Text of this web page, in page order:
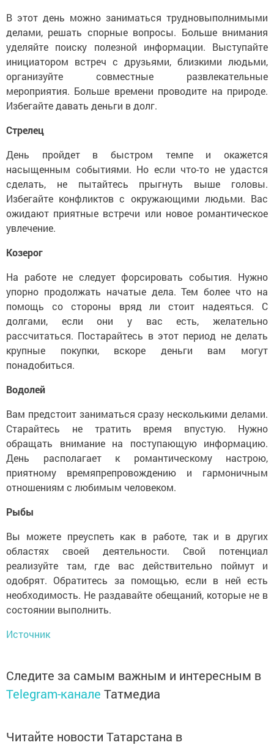
В этот день можно заниматься трудновыполнимыми
делами, решать спорные вопросы. Больше внимания
уделяйте поиску полезной информации. Выступайте
инициатором встреч с друзьями, близкими людьми,
организуйте совместные развлекательные
мероприятия. Больше времени проводите на природе.
Избегайте давать деньги в долг.
Стрелец
День пройдет в быстром темпе и окажется
насыщенным событиями. Но если что-то не удастся
сделать, не пытайтесь прыгнуть выше головы.
Избегайте конфликтов с окружающими людьми. Вас
ожидают приятные встречи или новое романтическое
увлечение.
Козерог
На работе не следует форсировать события. Нужно
упорно продолжать начатые дела. Тем более что на
помощь со стороны вряд ли стоит надеяться. С
долгами, если они у вас есть, желательно
рассчитаться. Постарайтесь в этот период не делать
крупные покупки, вскоре деньги вам могут
понадобиться.
Водолей
Вам предстоит заниматься сразу несколькими делами.
Старайтесь не тратить время впустую. Нужно
обращать внимание на поступающую информацию.
День располагает к романтическому настрою,
приятному времяпрепровождению и гармоничным
отношениям с любимым человеком.
Рыбы
Вы можете преуспеть как в работе, так и в других
областях своей деятельности. Свой потенциал
реализуйте там, где вас действительно поймут и
одобрят. Обратитесь за помощью, если в ней есть
необходимость. Не раздавайте обещаний, которые не в
состоянии выполнить.
Источник
Следите за самым важным и интересным в
Telegram-канале Татмедиа
Читайте новости Татарстана в